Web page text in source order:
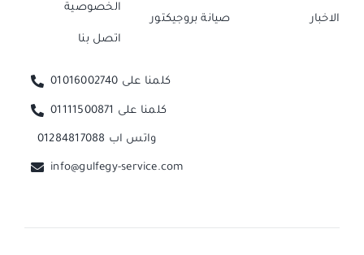
الاخبار صيانة بروجيكتور
الخصوصية
اتصل بنا
كلمنا على 01016002740
كلمنا على 01111500871
واتس اب 01284817088
info@gulfegy-service.com